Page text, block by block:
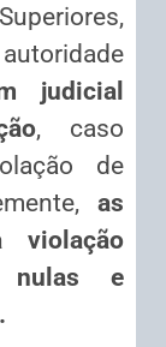
judicial
, caso
de
as
violação
nulas e